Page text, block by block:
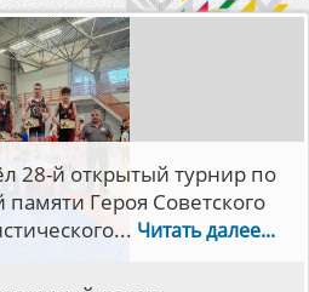
прошли финалы
детско-
лиги «Мяч над